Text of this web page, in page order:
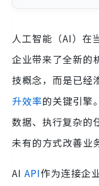
人工智能（AI）在
企业带来了全新的
技概念，而是已经
升效率的关键引擎
数据、执行复杂的
未有的方式改善业
AI API作为连接企